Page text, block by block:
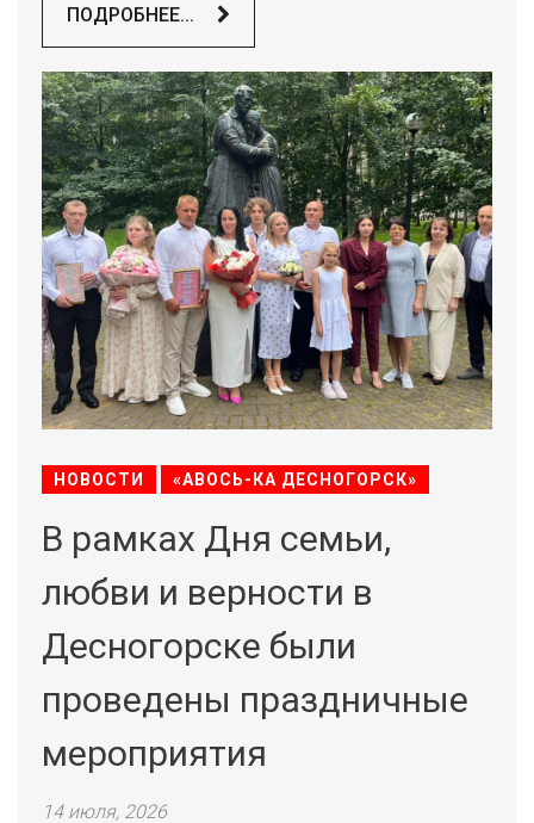
ПОДРОБНЕЕ...
НОВОСТИ «АВОСЬ-КА ДЕСНОГОРСК»
В рамках Дня семьи,
любви и верности в
Десногорске были
проведены праздничные
мероприятия
14 июля, 2026